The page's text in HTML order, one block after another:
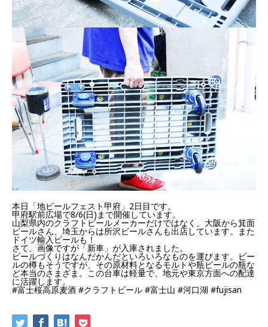
本日「地ビールフェスト甲府」2日目です。
甲府駅前広場で8/6(日)まで開催しています。
山梨県内のクラフトビールメーカーだけではなく、大阪から箕面
ビールさん、埼玉からは所沢ビールさんも出店しています。また
ドイツ輸入ビールも！
さて、画像ですが「新車」が入庫されました。
ビールづくりはなんだかんだといろいろなものを運びます。ビー
ルの樽もそうですが、その原材料となるモルトや瓶ビールの瓶な
ど本当のさまざま。この台車は軽量で、地元や東京方面への配達
に活躍します。
#富士桜高原麦酒 #クラフトビール #富士山 #河口湖 #fujisan